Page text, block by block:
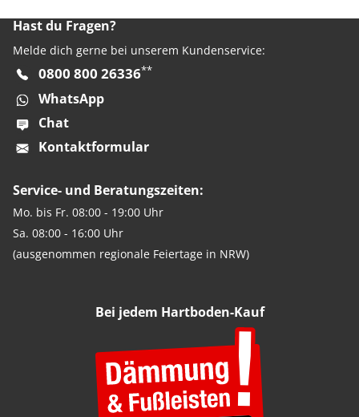
Hast du Fragen?
Melde dich gerne bei unserem Kundenservice:
0800 800 26336**
WhatsApp
Chat
Kontaktformular
Service- und Beratungszeiten:
Mo. bis Fr. 08:00 - 19:00 Uhr
Sa. 08:00 - 16:00 Uhr
(ausgenommen regionale Feiertage in NRW)
Bei jedem Hartboden-Kauf